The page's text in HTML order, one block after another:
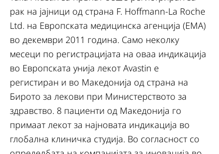
рак на јајници од страна F. Hoffmann-La Roche
Ltd. на Европската медицинска агенција (ЕМА)
во декември 2011 година. Само неколку
месеци по регистрацијата на оваа индикација
во Европската унија лекот Avastin е
регистиран и во Македонија од страна на
Бирото за лекови при Министерството за
здравство. 8 пациенти од Македонија го
примаат лекот за најновата индикација во
глобална клиничка студија. Во согласност со